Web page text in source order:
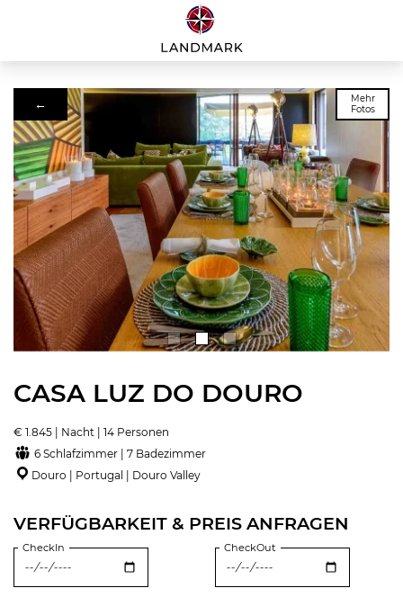
←
Mehr
Fotos
CASA LUZ DO DOURO
€ 1.845 | Nacht | 14 Personen
6 Schlafzimmer | 7 Badezimmer
Douro | Portugal | Douro Valley
VERFÜGBARKEIT & PREIS ANFRAGEN
CheckIn CheckOut